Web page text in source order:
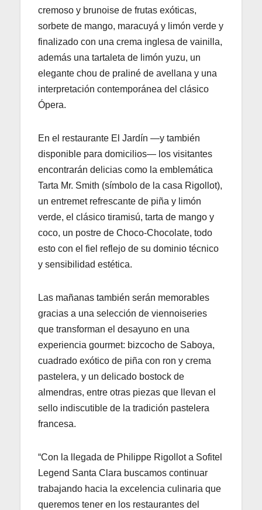
cremoso y brunoise de frutas exóticas,
sorbete de mango, maracuyá y limón verde y
finalizado con una crema inglesa de vainilla,
además una tartaleta de limón yuzu, un
elegante chou de praliné de avellana y una
interpretación contemporánea del clásico
Ópera.
En el restaurante El Jardín —y también
disponible para domicilios— los visitantes
encontrarán delicias como la emblemática
Tarta Mr. Smith (símbolo de la casa Rigollot),
un entremet refrescante de piña y limón
verde, el clásico tiramisú, tarta de mango y
coco, un postre de Choco-Chocolate, todo
esto con el fiel reflejo de su dominio técnico
y sensibilidad estética.
Las mañanas también serán memorables
gracias a una selección de viennoiseries
que transforman el desayuno en una
experiencia gourmet: bizcocho de Saboya,
cuadrado exótico de piña con ron y crema
pastelera, y un delicado bostock de
almendras, entre otras piezas que llevan el
sello indiscutible de la tradición pastelera
francesa.
“Con la llegada de Philippe Rigollot a Sofitel
Legend Santa Clara buscamos continuar
trabajando hacia la excelencia culinaria que
queremos tener en los restaurantes del